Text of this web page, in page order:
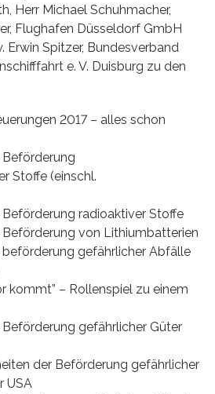
Herr Michael Schuhmacher,
Flughafen Düsseldorf GmbH
Erwin Spitzer, Bundesverband
e. V. Duisburg zu den
2017 – alles schon
Beförderung
Stoffe (einschl.
Beförderung radioaktiver Stoffe
Beförderung von Lithiumbatterien
beförderung gefährlicher Abfälle
kommt” – Rollenspiel zu einem
Beförderung gefährlicher Güter
der Beförderung gefährlicher
USA